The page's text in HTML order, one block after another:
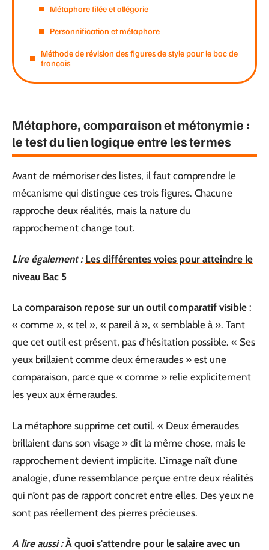
Métaphore filée et allégorie
Personnification et métaphore
Méthode de révision des figures de style pour le bac de
français
Métaphore, comparaison et métonymie :
le test du lien logique entre les termes
Avant de mémoriser des listes, il faut comprendre le
mécanisme qui distingue ces trois figures. Chacune
rapproche deux réalités, mais la nature du
rapprochement change tout.
Lire également : Les différentes voies pour atteindre le
niveau Bac 5
La comparaison repose sur un outil comparatif visible :
« comme », « tel », « pareil à », « semblable à ». Tant
que cet outil est présent, pas d’hésitation possible. « Ses
yeux brillaient comme deux émeraudes » est une
comparaison, parce que « comme » relie explicitement
les yeux aux émeraudes.
La métaphore supprime cet outil. « Deux émeraudes
brillaient dans son visage » dit la même chose, mais le
rapprochement devient implicite. L’image naît d’une
analogie, d’une ressemblance perçue entre deux réalités
qui n’ont pas de rapport concret entre elles. Des yeux ne
sont pas réellement des pierres précieuses.
A lire aussi : À quoi s'attendre pour le salaire avec un